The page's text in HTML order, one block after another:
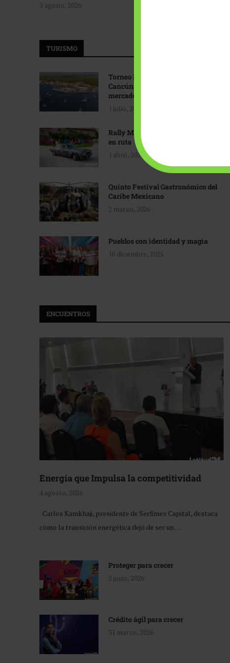
3 agosto, 2026
TURISMO
Torneo Internacional de Pesca
Cancún: Navegando hacia nuevos
mercados
1 julio, 2026
Rally Maya: Herencia automotriz
en ruta
1 abril, 2026
Quinto Festival Gastronómico del
Caribe Mexicano
2 marzo, 2026
Pueblos con identidad y magia
10 diciembre, 2025
ENCUENTROS
Energía que Impulsa la competitividad
4 agosto, 2026
Carlos Kamkhaji, presidente de Serfimex Capital, destaca
cómo la transición energética dejó de ser un …
Proteger para crecer
2 junio, 2026
Crédito ágil para crecer
31 marzo, 2026